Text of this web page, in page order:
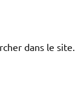
dans le site.